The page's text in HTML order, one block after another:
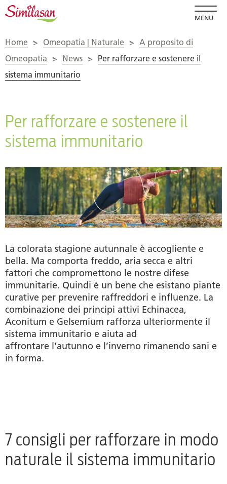
MENU
Home > Omeopatia | Naturale > A proposito di
Omeopatia > News >
Per rafforzare e sostenere il
sistema immunitario
Per rafforzare e sostenere il
sistema immunitario
La colorata stagione autunnale è accogliente e
bella. Ma comporta freddo, aria secca e altri
fattori che compromettono le nostre difese
immunitarie. Quindi è un bene che esistano piante
curative per prevenire raffreddori e influenze. La
combinazione dei principi attivi Echinacea,
Aconitum e Gelsemium rafforza ulteriormente il
sistema immunitario e aiuta ad
affrontare l'autunno e l’inverno rimanendo sani e
in forma.
7 consigli per rafforzare in modo
naturale il sistema immunitario